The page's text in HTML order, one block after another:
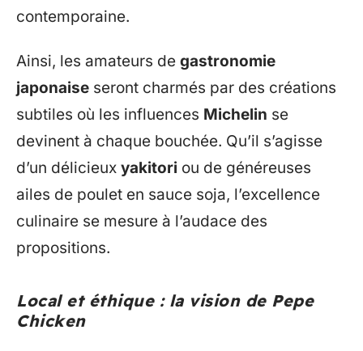
contemporaine.
Ainsi, les amateurs de gastronomie
japonaise seront charmés par des créations
subtiles où les influences Michelin se
devinent à chaque bouchée. Qu’il s’agisse
d’un délicieux yakitori ou de généreuses
ailes de poulet en sauce soja, l’excellence
culinaire se mesure à l’audace des
propositions.
Local et éthique : la vision de Pepe
Chicken